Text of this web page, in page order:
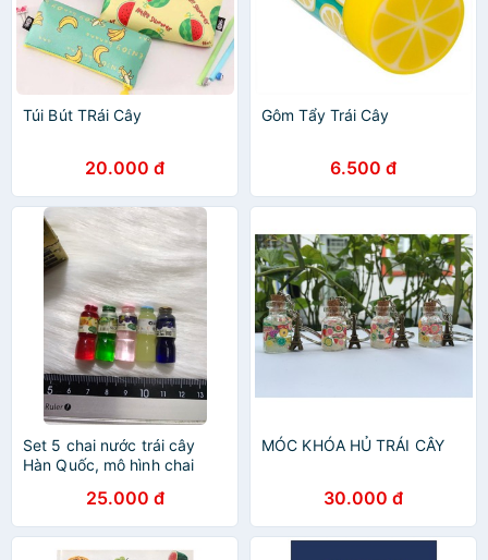
Túi Bút TRái Cây
20.000 đ
Gôm Tẩy Trái Cây
6.500 đ
Set 5 chai nước trái cây
Hàn Quốc, mô hình chai
cây mini, đồ chơi chai nước
trái
25.000 đ
MÓC KHÓA HỦ TRÁI CÂY
30.000 đ